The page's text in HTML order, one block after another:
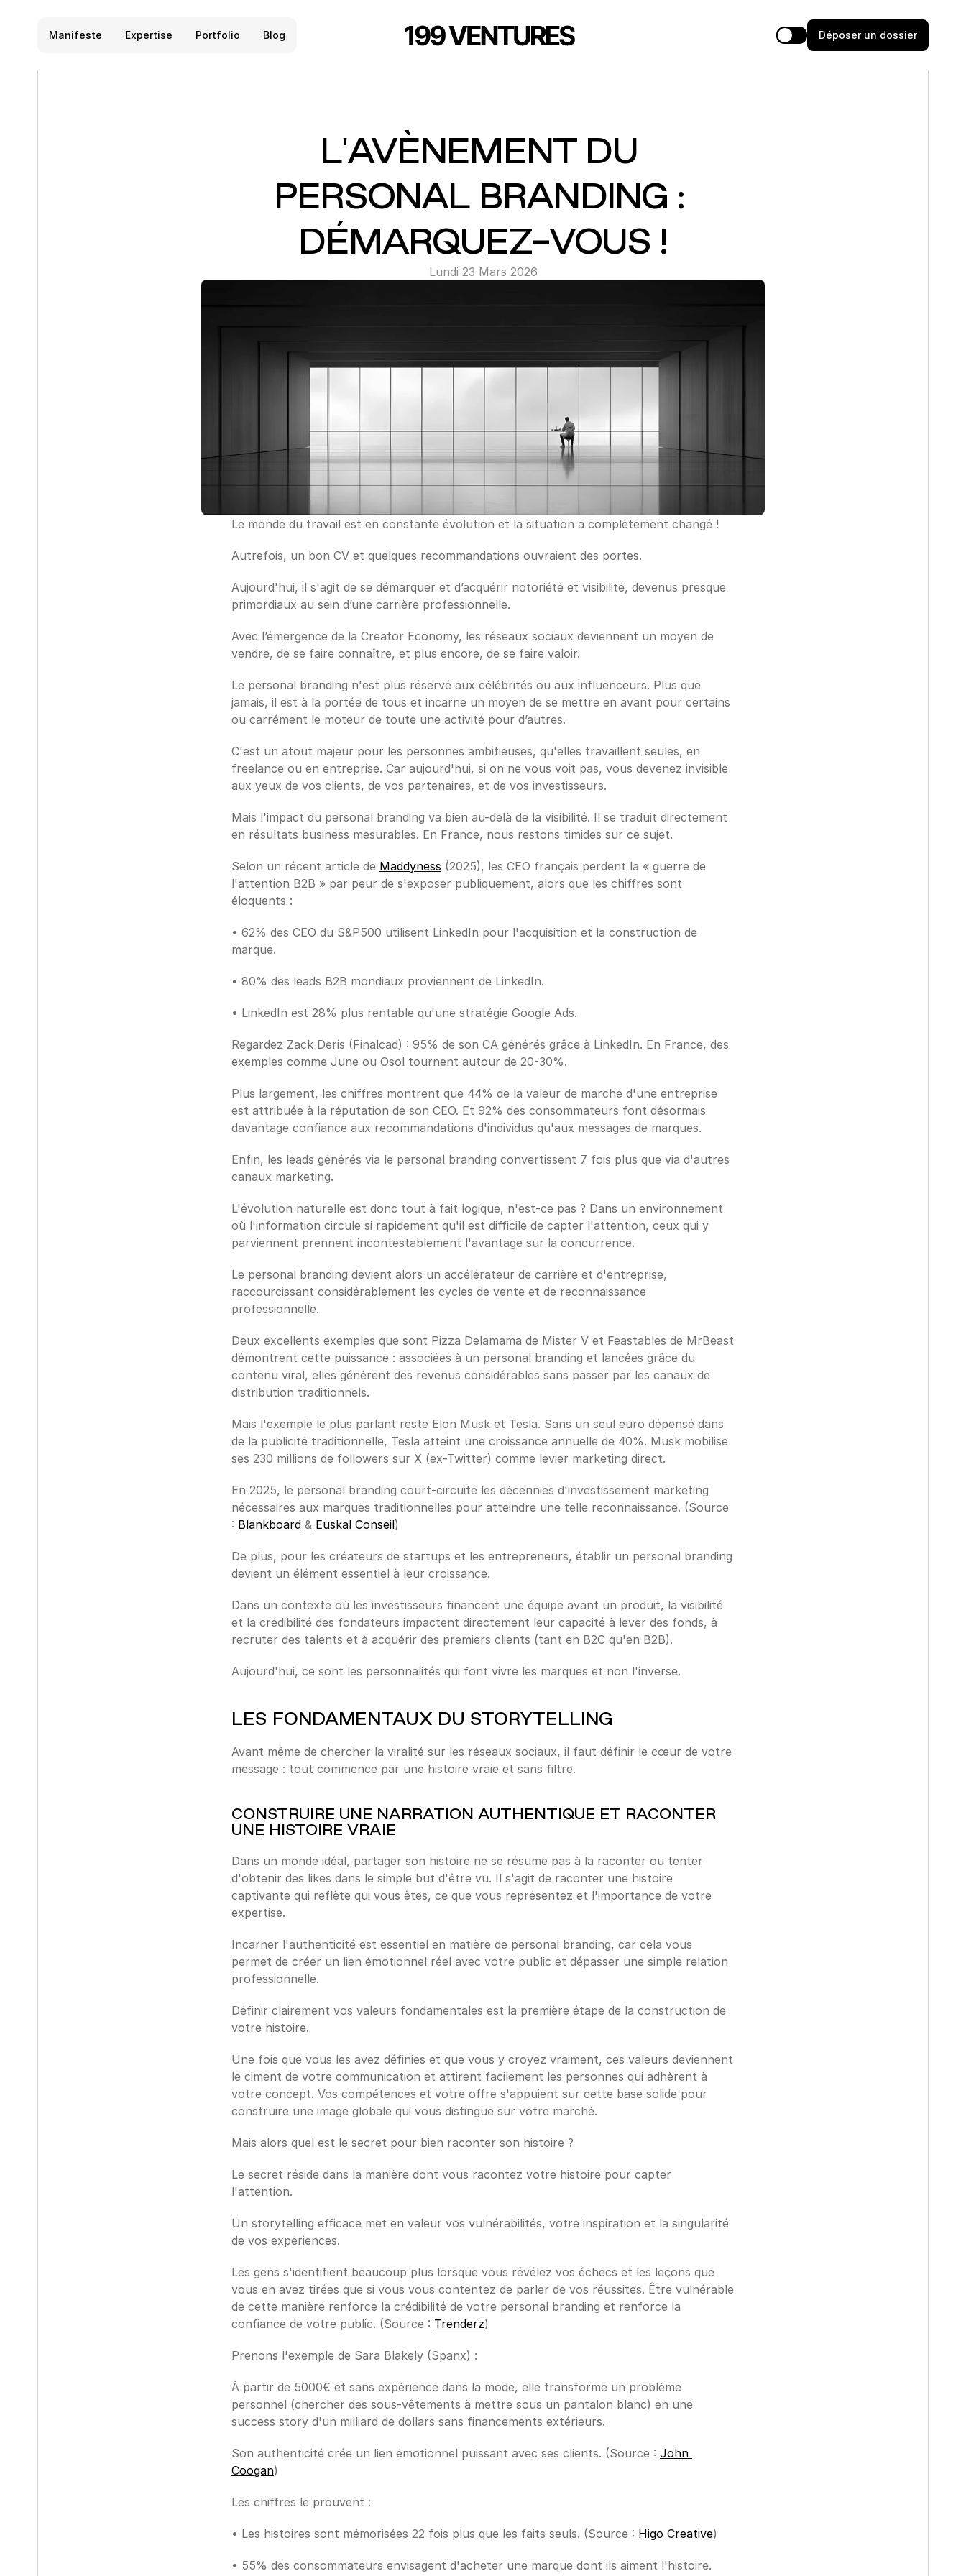
L'AVÈNEMENT DU
PERSONAL BRANDING :
DÉMARQUEZ-VOUS !
Lundi 23 Mars 2026
Le monde du travail est en constante évolution et la situation a complètement changé !
Autrefois, un bon CV et quelques recommandations ouvraient des portes.
Aujourd'hui, il s'agit de se démarquer et d’acquérir notoriété et visibilité, devenus presque
primordiaux au sein d’une carrière professionnelle.
Avec l’émergence de la Creator Economy, les réseaux sociaux deviennent un moyen de
vendre, de se faire connaître, et plus encore, de se faire valoir.
Le personal branding n'est plus réservé aux célébrités ou aux influenceurs. Plus que
jamais, il est à la portée de tous et incarne un moyen de se mettre en avant pour certains
ou carrément le moteur de toute une activité pour d’autres.
C'est un atout majeur pour les personnes ambitieuses, qu'elles travaillent seules, en
freelance ou en entreprise. Car aujourd'hui, si on ne vous voit pas, vous devenez invisible
aux yeux de vos clients, de vos partenaires, et de vos investisseurs.
Mais l'impact du personal branding va bien au-delà de la visibilité. Il se traduit directement
en résultats business mesurables. En France, nous restons timides sur ce sujet.
Selon un récent article de Maddyness (2025), les CEO français perdent la « guerre de
l'attention B2B » par peur de s'exposer publiquement, alors que les chiffres sont
éloquents :
• 62% des CEO du S&P500 utilisent LinkedIn pour l'acquisition et la construction de
marque.
• 80% des leads B2B mondiaux proviennent de LinkedIn.
• LinkedIn est 28% plus rentable qu'une stratégie Google Ads.
Regardez Zack Deris (Finalcad) : 95% de son CA générés grâce à LinkedIn. En France, des
exemples comme June ou Osol tournent autour de 20-30%.
Plus largement, les chiffres montrent que 44% de la valeur de marché d'une entreprise
est attribuée à la réputation de son CEO. Et 92% des consommateurs font désormais
davantage confiance aux recommandations d'individus qu'aux messages de marques.
Enfin, les leads générés via le personal branding convertissent 7 fois plus que via d'autres
canaux marketing.
L'évolution naturelle est donc tout à fait logique, n'est-ce pas ? Dans un environnement
où l'information circule si rapidement qu'il est difficile de capter l'attention, ceux qui y
parviennent prennent incontestablement l'avantage sur la concurrence.
Le personal branding devient alors un accélérateur de carrière et d'entreprise,
raccourcissant considérablement les cycles de vente et de reconnaissance
professionnelle.
Deux excellents exemples que sont Pizza Delamama de Mister V et Feastables de MrBeast
démontrent cette puissance : associées à un personal branding et lancées grâce du
contenu viral, elles génèrent des revenus considérables sans passer par les canaux de
distribution traditionnels.
Mais l'exemple le plus parlant reste Elon Musk et Tesla. Sans un seul euro dépensé dans
de la publicité traditionnelle, Tesla atteint une croissance annuelle de 40%. Musk mobilise
ses 230 millions de followers sur X (ex-Twitter) comme levier marketing direct.
En 2025, le personal branding court-circuite les décennies d'investissement marketing
nécessaires aux marques traditionnelles pour atteindre une telle reconnaissance. (Source
: Blankboard & Euskal Conseil)
De plus, pour les créateurs de startups et les entrepreneurs, établir un personal branding
devient un élément essentiel à leur croissance.
Dans un contexte où les investisseurs financent une équipe avant un produit, la visibilité
et la crédibilité des fondateurs impactent directement leur capacité à lever des fonds, à
recruter des talents et à acquérir des premiers clients (tant en B2C qu'en B2B).
Aujourd'hui, ce sont les personnalités qui font vivre les marques et non l'inverse.
LES FONDAMENTAUX DU STORYTELLING
Avant même de chercher la viralité sur les réseaux sociaux, il faut définir le cœur de votre
message : tout commence par une histoire vraie et sans filtre.
CONSTRUIRE UNE NARRATION AUTHENTIQUE ET RACONTER
UNE HISTOIRE VRAIE
Dans un monde idéal, partager son histoire ne se résume pas à la raconter ou tenter
d'obtenir des likes dans le simple but d'être vu. Il s'agit de raconter une histoire
captivante qui reflète qui vous êtes, ce que vous représentez et l'importance de votre
expertise.
Incarner l'authenticité est essentiel en matière de personal branding, car cela vous
permet de créer un lien émotionnel réel avec votre public et dépasser une simple relation
professionnelle.
Définir clairement vos valeurs fondamentales est la première étape de la construction de
votre histoire.
Une fois que vous les avez définies et que vous y croyez vraiment, ces valeurs deviennent
le ciment de votre communication et attirent facilement les personnes qui adhèrent à
votre concept. Vos compétences et votre offre s'appuient sur cette base solide pour
construire une image globale qui vous distingue sur votre marché.
Mais alors quel est le secret pour bien raconter son histoire ?
Le secret réside dans la manière dont vous racontez votre histoire pour capter
l'attention.
Un storytelling efficace met en valeur vos vulnérabilités, votre inspiration et la singularité
de vos expériences.
Les gens s'identifient beaucoup plus lorsque vous révélez vos échecs et les leçons que
vous en avez tirées que si vous vous contentez de parler de vos réussites. Être vulnérable
de cette manière renforce la crédibilité de votre personal branding et renforce la
confiance de votre public. (Source : Trenderz)
Prenons l'exemple de Sara Blakely (Spanx) :
À partir de 5000€ et sans expérience dans la mode, elle transforme un problème
personnel (chercher des sous-vêtements à mettre sous un pantalon blanc) en une
success story d'un milliard de dollars sans financements extérieurs.
Son authenticité crée un lien émotionnel puissant avec ses clients. (Source : John
Coogan)
Les chiffres le prouvent :
• Les histoires sont mémorisées 22 fois plus que les faits seuls. (Source : Higo Creative)
• 55% des consommateurs envisagent d'acheter une marque dont ils aiment l'histoire.
Manifeste Expertise Portfolio Blog Déposer un dossier